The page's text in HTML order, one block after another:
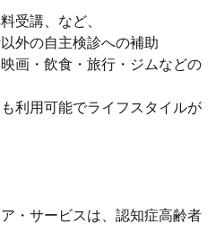
受講、など、
外の自主検診への補助
画・飲食・旅行・ジムなどの
利用可能でライフスタイルが
・サービスは、認知症⾼齢者